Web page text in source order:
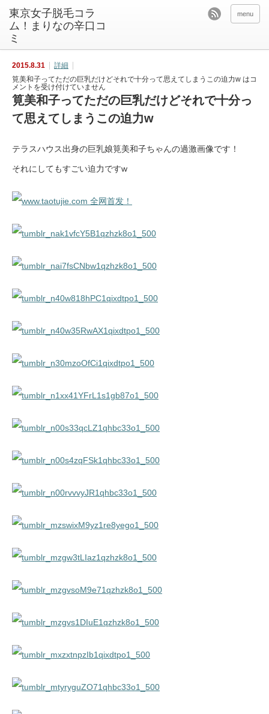
東京女子脱毛コラ
ム！まりなの辛口コ
ミ
menu
2015.8.31
詳細
筧美和子ってただの巨乳だけどそれで十分って思えてしまうこの迫力w はコ
メントを受け付けていません
筧美和子ってただの巨乳だけどそれで十分っ
て思えてしまうこの迫力w
テラスハウス出身の巨乳娘筧美和子ちゃんの過激画像です！
それにしてもすごい迫力ですw